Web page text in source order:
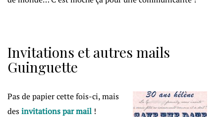
Invitations et autres mails
Guinguette
Pas de papier cette fois-ci, mais
desinvitations par mail !